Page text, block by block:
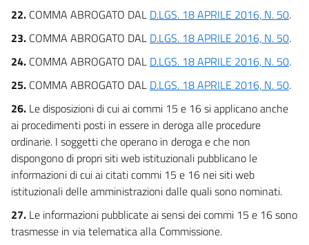
22. COMMA ABROGATO DAL D.LGS. 18 APRILE 2016, N. 50.
23. COMMA ABROGATO DAL D.LGS. 18 APRILE 2016, N. 50.
24. COMMA ABROGATO DAL D.LGS. 18 APRILE 2016, N. 50.
25. COMMA ABROGATO DAL D.LGS. 18 APRILE 2016, N. 50.
26. Le disposizioni di cui ai commi 15 e 16 si applicano anche
ai procedimenti posti in essere in deroga alle procedure
ordinarie. I soggetti che operano in deroga e che non
dispongono di propri siti web istituzionali pubblicano le
informazioni di cui ai citati commi 15 e 16 nei siti web
istituzionali delle amministrazioni dalle quali sono nominati.
27. Le informazioni pubblicate ai sensi dei commi 15 e 16 sono
trasmesse in via telematica alla Commissione.